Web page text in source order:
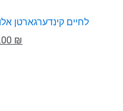
לחיים קינדערגארטן
₪